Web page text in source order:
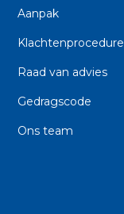
Aanpak
Klachtenprocedure
Raad van advies
Gedragscode
Ons team